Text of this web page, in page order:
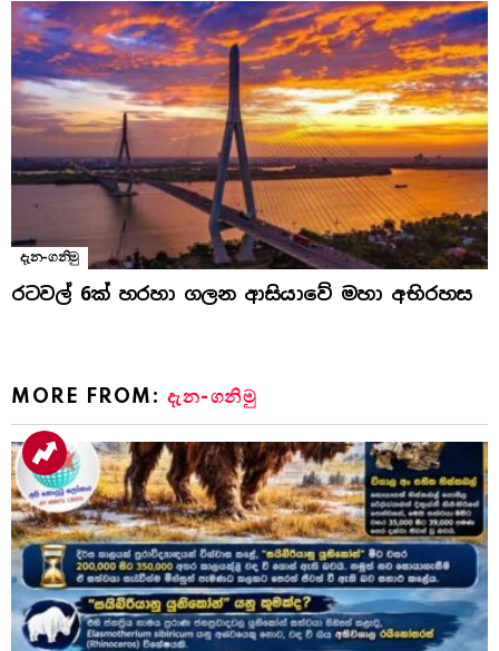
දැන-ගනිමු
රටවල් 6ක් හරහා ගලන ආසියාවේ මහා අභිරහස
MORE FROM:දැන-ගනිමු